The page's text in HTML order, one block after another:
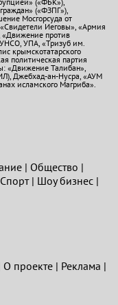
(«ФЗПГ»),
Мосгорсуда от
Иеговы», «Армия
«Движение против
УПА, «Тризуб им.
крымскотатарского
политическая партия
«Движение Талибан»,
Джебхад-ан-Нусра, «АУМ
исламского Магриба».
| Общество |
Спорт| Шоу бизнес|
О проекте| Реклама |